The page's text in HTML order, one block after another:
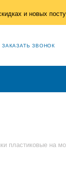
и новых
ЗАКАЗАТЬ ЗВОНОК
пластиковые на